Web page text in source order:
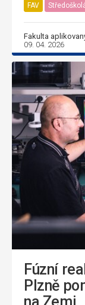
FAV
Fakulta
09. 04. 2026
Fúzní
Plzně